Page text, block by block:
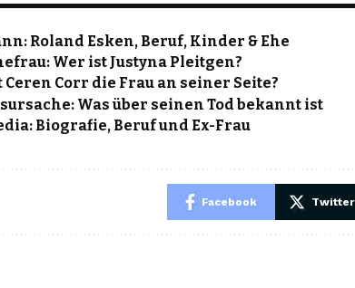
Roland Esken, Beruf, Kinder & Ehe
Wer ist Justyna Pleitgen?
Corr die Frau an seiner Seite?
Was über seinen Tod bekannt ist
Biografie, Beruf und Ex-Frau
Facebook Twitter